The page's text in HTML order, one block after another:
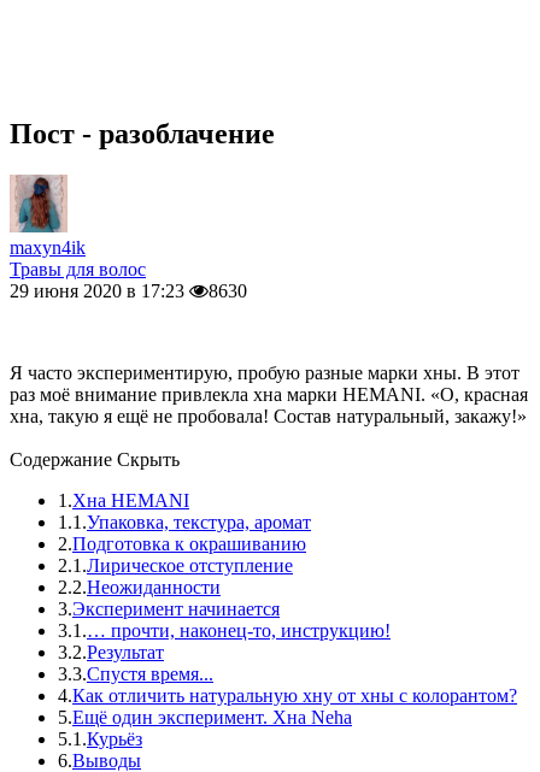
Пост - разоблачение
maxyn4ik
Травы для волос
29 июня 2020 в 17:23
8630
Я часто экспериментирую, пробую разные марки хны. В этот
раз моё внимание привлекла хна марки HEMANI. «О, красная
хна, такую я ещё не пробовала! Состав натуральный, закажу!»
Содержание Скрыть
1.Хна HEMANI
1.1.Упаковка, текстура, аромат
2.Подготовка к окрашиванию
2.1.Лирическое отступление
2.2.Неожиданности
3.Эксперимент начинается
3.1.… прочти, наконец-то, инструкцию!
3.2.Результат
3.3.Спустя время...
4.Как отличить натуральную хну от хны с колорантом?
5.Ещë один эксперимент. Хна Neha
5.1.Курьёз
6.Выводы